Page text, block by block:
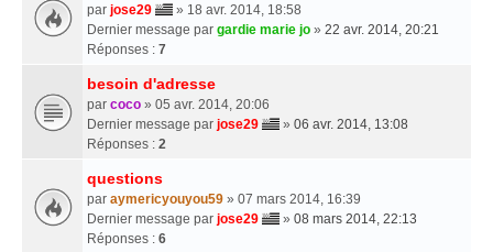
par jose29
» 18 avr. 2014, 18:58
Dernier message par gardie marie jo » 22 avr. 2014, 20:21
Réponses : 7
besoin d'adresse
par coco » 05 avr. 2014, 20:06
Dernier message par jose29 » 06 avr. 2014, 13:08
Réponses : 2
questions
par aymericyouyou59 » 07 mars 2014, 16:39
Dernier message par jose29 » 08 mars 2014, 22:13
Réponses : 6